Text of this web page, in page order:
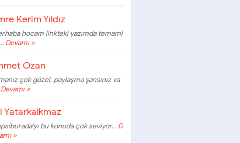
Kerim Yıldız
hocam linkteki yazımda temaml
Devamı »
Ozan
çok güzel, paylaşma şansınız va
»
Yatarkalkmaz
bu konuda çok seviyor…D
»